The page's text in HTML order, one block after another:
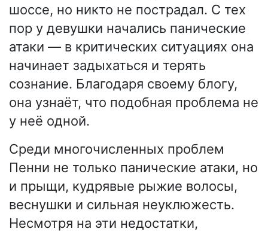
шоссе, но никто не пострадал. С тех
пор у девушки начались панические
атаки — в критических ситуациях она
начинает задыхаться и терять
сознание. Благодаря своему блогу,
она узнаёт, что подобная проблема не
у неё одной.
Среди многочисленных проблем
Пенни не только панические атаки, но
и прыщи, кудрявые рыжие волосы,
веснушки и сильная неуклюжесть.
Несмотря на эти недостатки,